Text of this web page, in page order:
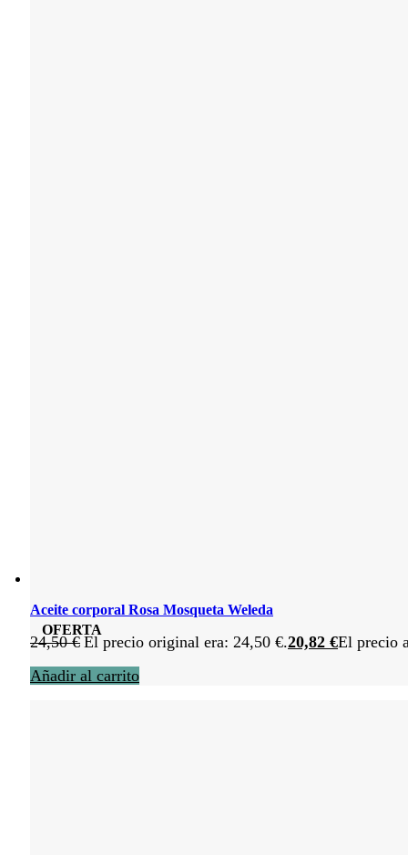
OFERTA
Aceite corporal Rosa Mosqueta Weleda
24,50€ El precio original era: 24,50 €.20,82 €El precio
Añadir al carrito